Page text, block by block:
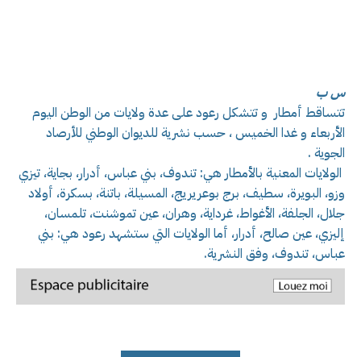
س ب
تتساقط أمطار و تتشكل رعود على عدة ولايات من الوطن اليوم
الأربعاء و غدا الخميس ، حسب نشرية للديوان الوطني للأرصاد
الجوية .
الولايات المعنية بالأمطار هي: تندوف، بني عباس، أدرار، بجاية، تيزي
وزو، البويرة، سطيف، برج بوعريريج، المسيلة، باتنة، بسكرة، أولاد
جلال، الجلفة، الأغواط، غرداية، وهران، عين تموشنت، تلمسان،
إليزي، عين صالح، أدرار، أما الولايات التي ستشهد رعود هي: بني
عباس، تندوف، وفق النشرية.